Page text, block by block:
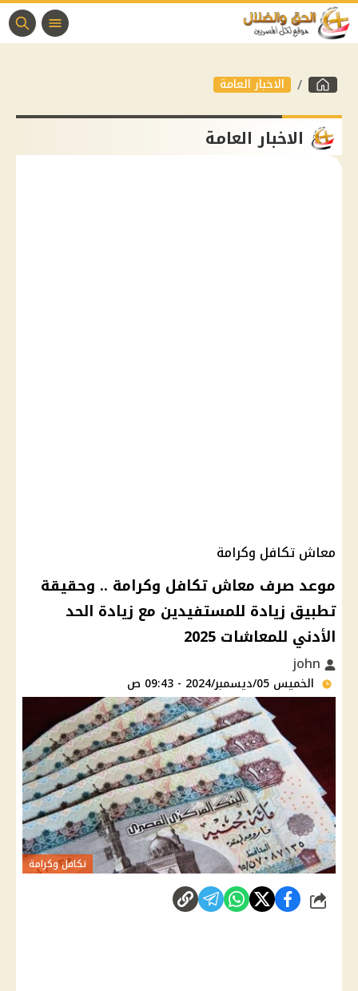
الاخبار العامة
الاخبار العامة
معاش تكافل وكرامة
موعد صرف معاش تكافل وكرامة .. وحقيقة
تطبيق زيادة للمستفيدين مع زيادة الحد
الأدني للمعاشات 2025
الخميس 05/ديسمبر/2024 - 09:43 ص
تكافل وكرامة
شارك